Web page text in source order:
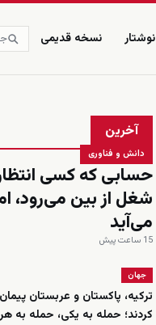
نوشتار نسخه قدیمی
زنده
آخرین
دانش و فناوری
می‌آید
15 ساعت پیش
جهان
ترکیه، پاکستان و عربستان
کردند؛ حمله به یکی، حمله به